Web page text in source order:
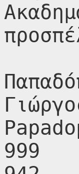
999